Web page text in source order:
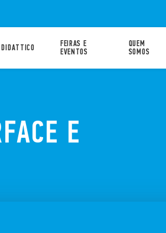
DIDATTICO
FEIRAS E
EVENTOS
QUEM
SOMOS
E